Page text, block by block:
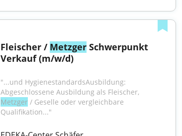
Fleischer / Metzger Schwerpunkt
Verkauf (m/w/d)
"...und HygienestandardsAusbildung:
Metzger / Geselle oder vergleichbare
Qualifikation..."